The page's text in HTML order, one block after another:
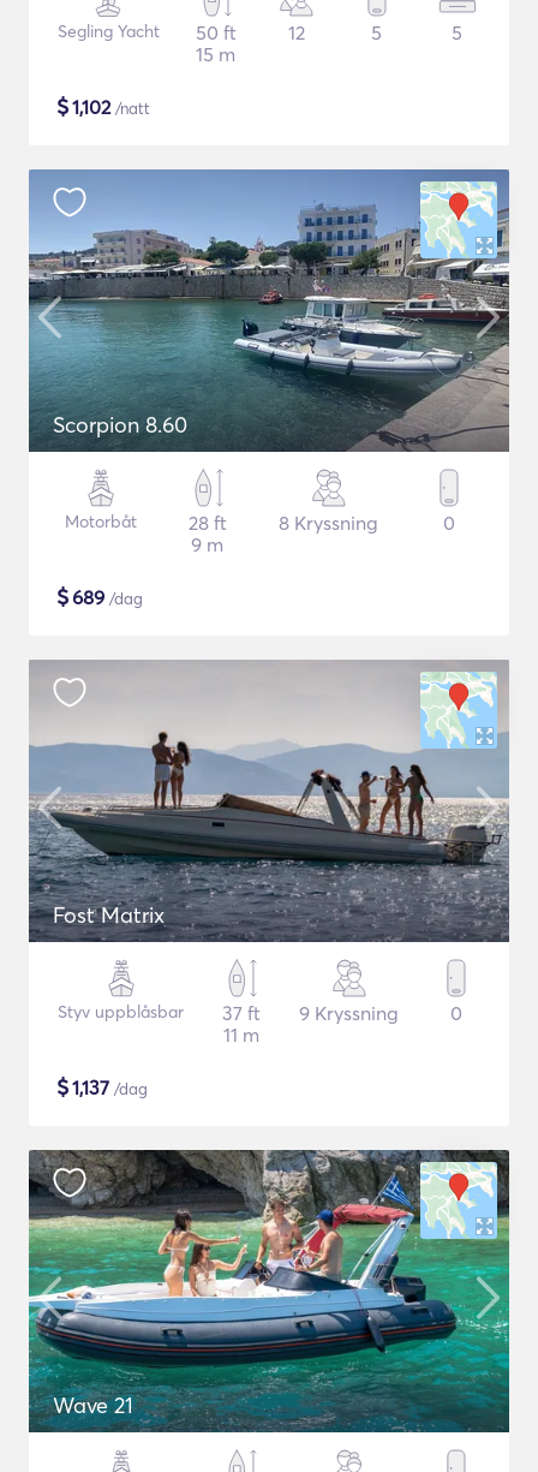
Segling Yacht
50 ft
15 m
12 5 5
$1,102/natt
Scorpion 8.60
Motorbåt
28 ft
9 m
8 Kryssning 0
$689 /dag
Fost Matrix
Styv uppblåsbar
37 ft
11 m
9 Kryssning 0
$1,137 /dag
Wave 21